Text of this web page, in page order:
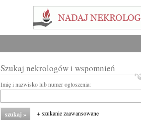
Szukaj nekrologów i wspomnień
Imię i nazwisko lub numer ogłoszenia:
+ szukanie zaawansowane